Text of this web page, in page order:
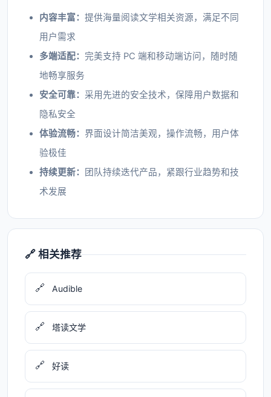
内容丰富： 提供海量阅读文学相关资源，满足不同
用户需求
多端适配： 完美支持 PC 端和移动端访问，随时随
地畅享服务
安全可靠： 采用先进的安全技术，保障用户数据和
隐私安全
体验流畅： 界面设计简洁美观，操作流畅，用户体
验极佳
持续更新：
团队持续迭代产品，紧跟行业趋势和技
术发展
🔗 相关推荐
🔗 Audible
🔗 塔读文学
🔗 好读